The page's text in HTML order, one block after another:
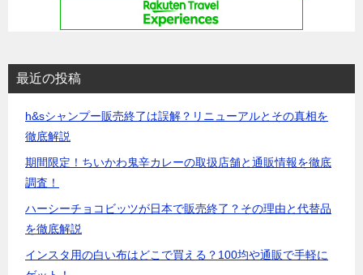
最近の投稿
h&sシャンプー販売終了は誤解？リニューアルとその真相を
徹底解説
期間限定！ちいかわ鬼辛カレーの取扱店舗と通販情報を徹底
調査！
ハーシーチョコビッツが日本で販売終了？その理由と代替品
を徹底解説
インスタ用の白い布はどこで買える？100均や通販で手軽に